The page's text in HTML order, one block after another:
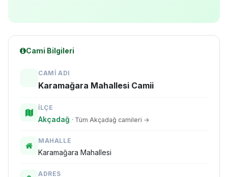
Cami Bilgileri
CAMI ADI
Karamağara Mahallesi Camii
İLÇE
Akçadağ · Tüm Akçadağ camileri →
MAHALLE
Karamağara Mahallesi
ADRES